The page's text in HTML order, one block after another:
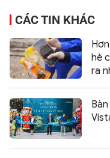
CÁC TIN KHÁC
hè
ra